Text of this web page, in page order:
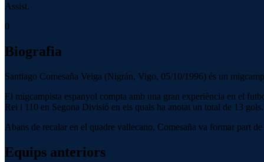
Assist.
0
Biografia
Santiago Comesaña Veiga (Nigrán, Vigo, 05/10/1996) és un
El migcampista espanyol compta amb una gran experiència en el
Rei i 110 en Segona Divisió en els quals ha anotat un total de 13 gols.
Abans de recalar en el quadre vallecano, Comesaña va formar part
Equips anteriors